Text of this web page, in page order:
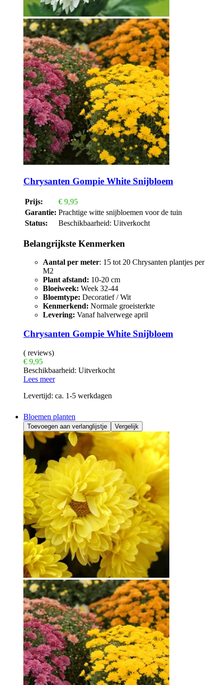
Chrysanten Gompie White Snijbloem
Prijs: € 9,95
Garantie: Prachtige witte snijbloemen voor de tuin
Status:
Beschikbaarheid: Uitverkocht
Belangrijkste Kenmerken
Aantal per meter: 15 tot 20 Chrysanten plantjes per
M2
Plant afstand: 10-20 cm
Bloeiweek: Week 32-44
Bloemtype: Decoratief / Wit
Kenmerkend: Normale groeisterkte
Levering: Vanaf halverwege april
Chrysanten Gompie White Snijbloem
( reviews)
€ 9,95
Beschikbaarheid: Uitverkocht
Lees meer
Levertijd: ca. 1-5 werkdagen
Bloemen planten
Toevoegen aan verlanglijstje Vergelijk